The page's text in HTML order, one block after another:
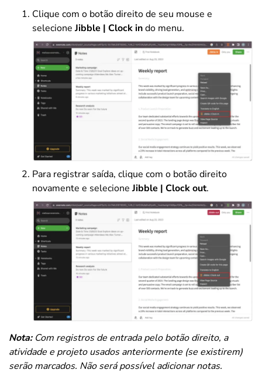
Clique com o botão direito de seu mouse e
selecione Jibble | Clock indo menu.
Para registrar saída, clique com o botão direito
novamente e selecione Jibble | Clock out.
Nota:Com registros de entrada pelo botão direito, a
atividade e projeto usados anteriormente (se existirem)
serão marcados. Não será possível adicionar notas.